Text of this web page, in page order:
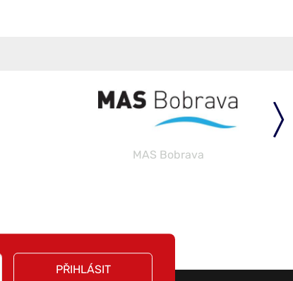
MAS Bobrava
PŘIHLÁSIT